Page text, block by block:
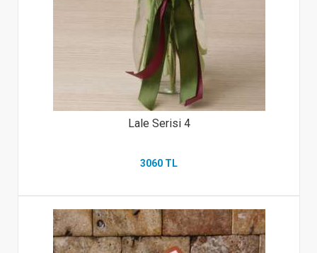
Lale Serisi 4
3060 TL